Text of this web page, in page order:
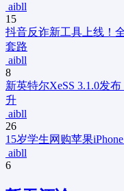
aibll
15
抖音反诈新工具上线！
套路
aibll
8
新英特尔XeSS 3.1.0发
升
aibll
26
15岁学生网购苹果
aibll
6